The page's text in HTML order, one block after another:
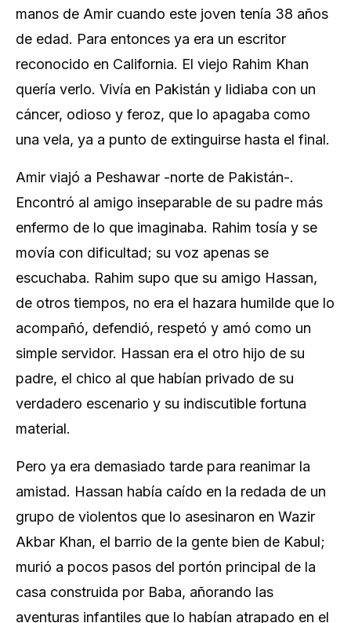
manos de Amir cuando este joven tenía 38 años
de edad. Para entonces ya era un escritor
reconocido en California. El viejo Rahim Khan
quería verlo. Vivía en Pakistán y lidiaba con un
cáncer, odioso y feroz, que lo apagaba como
una vela, ya a punto de extinguirse hasta el final.
Amir viajó a Peshawar -norte de Pakistán-.
Encontró al amigo inseparable de su padre más
enfermo de lo que imaginaba. Rahim tosía y se
movía con dificultad; su voz apenas se
escuchaba. Rahim supo que su amigo Hassan,
de otros tiempos, no era el hazara humilde que lo
acompañó, defendió, respetó y amó como un
simple servidor. Hassan era el otro hijo de su
padre, el chico al que habían privado de su
verdadero escenario y su indiscutible fortuna
material.
Pero ya era demasiado tarde para reanimar la
amistad. Hassan había caído en la redada de un
grupo de violentos que lo asesinaron en Wazir
Akbar Khan, el barrio de la gente bien de Kabul;
murió a pocos pasos del portón principal de la
casa construida por Baba, añorando las
aventuras infantiles que lo habían atrapado en el